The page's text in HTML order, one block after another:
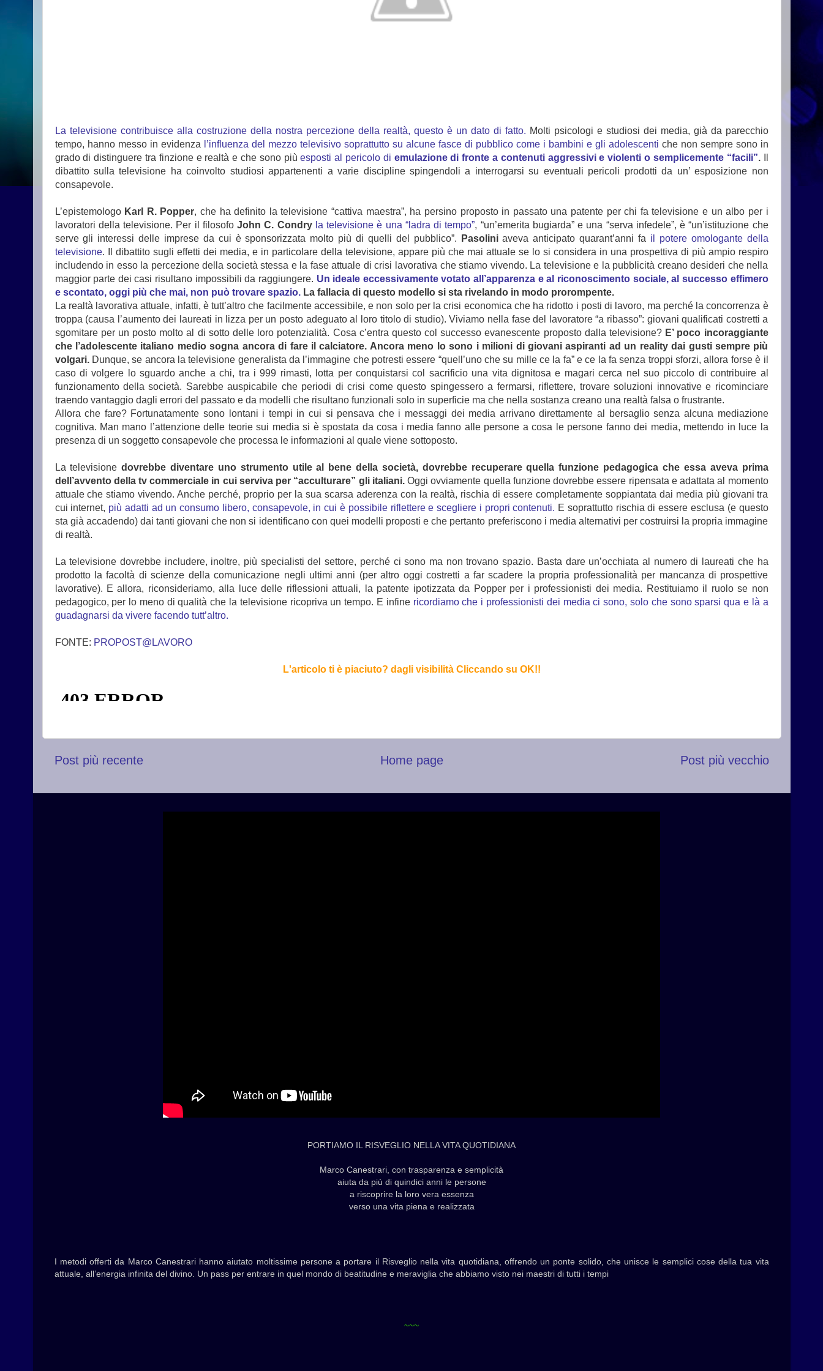
La televisione contribuisce alla costruzione della nostra percezione della realtà, questo è un dato di fatto. Molti psicologi e studiosi dei media, già da parecchio
tempo, hanno messo in evidenza
l’influenza del mezzo televisivo soprattutto su alcune fasce di pubblico come i bambini e gli adolescenti che non sempre sono in
grado di distinguere tra finzione e realtà e che sono piùesposti al pericolo di emulazione di fronte a contenuti aggressivi e violenti o semplicemente “facili”.Il
dibattito sulla televisione ha coinvolto studiosi appartenenti a varie discipline spingendoli a interrogarsi su eventuali pericoli prodotti da un’ esposizione non
consapevole.
L’epistemologo Karl R. Popper, che ha definito la televisione “cattiva maestra”, ha persino proposto in passato una patente per chi fa televisione e un albo per i
lavoratori della televisione. Per il filosofo John C. Condry la televisione è una “ladra di tempo”, “un’emerita bugiarda” e una “serva infedele”, è “un’istituzione che
serve gli interessi delle imprese da cui è sponsorizzata molto più di quelli del pubblico”.
Pasoliniaveva anticipato quarant’anni fa il potere omologante della
televisione. Il dibattito sugli effetti dei media, e in particolare della televisione, appare più che mai attuale se lo si considera in una prospettiva di più ampio respiro
includendo in esso la percezione della società stessa e la fase attuale di crisi lavorativa che stiamo vivendo. La televisione e la pubblicità creano desideri che nella
maggior parte dei casi risultano impossibili da raggiungere. Un ideale eccessivamente votato all’apparenza e al riconoscimento sociale, al successo effimero
e scontato, oggi più che mai, non può trovare spazio.La fallacia di questo modello si sta rivelando in modo prorompente.
La realtà lavorativa attuale, infatti, è tutt’altro che facilmente accessibile, e non solo per la crisi economica che ha ridotto i posti di lavoro, ma perché la concorrenza è
troppa (causa l’aumento dei laureati in lizza per un posto adeguato al loro titolo di studio). Viviamo nella fase del lavoratore “a ribasso”: giovani qualificati costretti a
sgomitare per un posto molto al di sotto delle loro potenzialità. Cosa c’entra questo col successo evanescente proposto dalla televisione? E’ poco incoraggiante
che l’adolescente italiano medio sogna ancora di fare il calciatore. Ancora meno lo sono i milioni di giovani aspiranti ad un reality dai gusti sempre più
volgari.Dunque, se ancora la televisione generalista da l’immagine che potresti essere “quell’uno che su mille ce la fa” e ce la fa senza troppi sforzi, allora forse è il
caso di volgere lo sguardo anche a chi, tra i 999 rimasti, lotta per conquistarsi col sacrificio una vita dignitosa e magari cerca nel suo piccolo di contribuire al
funzionamento della società. Sarebbe auspicabile che periodi di crisi come questo spingessero a fermarsi, riflettere, trovare soluzioni innovative e ricominciare
traendo vantaggio dagli errori del passato e da modelli che risultano funzionali solo in superficie ma che nella sostanza creano una realtà falsa o frustrante.
Allora che fare? Fortunatamente sono lontani i tempi in cui si pensava che i messaggi dei media arrivano direttamente al bersaglio senza alcuna mediazione
cognitiva. Man mano l’attenzione delle teorie sui media si è spostata da cosa i media fanno alle persone a cosa le persone fanno dei media, mettendo in luce la
presenza di un soggetto consapevole che processa le informazioni al quale viene sottoposto.
La televisionedovrebbe diventare uno strumento utile al bene della società, dovrebbe recuperare quella funzione pedagogica che essa aveva prima
dell’avvento della tv commerciale in cui serviva per “acculturare” gli italiani.Oggi ovviamente quella funzione dovrebbe essere ripensata e adattata al momento
attuale che stiamo vivendo. Anche perché, proprio per la sua scarsa aderenza con la realtà, rischia di essere completamente soppiantata dai media più giovani tra
cui internet, più adatti ad un consumo libero, consapevole, in cui è possibile riflettere e scegliere i propri contenuti. E soprattutto rischia di essere esclusa (e questo
sta già accadendo) dai tanti giovani che non si identificano con quei modelli proposti e che pertanto preferiscono i media alternativi per costruirsi la propria immagine
di realtà.
La televisione dovrebbe includere, inoltre, più specialisti del settore, perché ci sono ma non trovano spazio. Basta dare un’occhiata al numero di laureati che ha
prodotto la facoltà di scienze della comunicazione negli ultimi anni (per altro oggi costretti a far scadere la propria professionalità per mancanza di prospettive
lavorative). E allora, riconsideriamo, alla luce delle riflessioni attuali, la patente ipotizzata da Popper per i professionisti dei media. Restituiamo il ruolo se non
pedagogico, per lo meno di qualità che la televisione ricopriva un tempo. E infine ricordiamo che i professionisti dei media ci sono, solo che sono sparsi qua e là a
guadagnarsi da vivere facendo tutt’altro.
FONTE: PROPOST@LAVORO
L'articolo ti è piaciuto? dagli visibilità Cliccando su OK!!
Post più recente Post più vecchio
Home page
PORTIAMO IL RISVEGLIO NELLA VITA QUOTIDIANA
Marco Canestrari, con trasparenza e semplicità
aiuta da più di quindici anni le persone
a riscoprire la loro vera essenza
verso una vita piena e realizzata
I metodi offerti da Marco Canestrari hanno aiutato moltissime persone a portare il Risveglio nella vita quotidiana, offrendo un ponte solido, che unisce le semplici cose della tua vita
attuale, all’energia infinita del divino. Un pass per entrare in quel mondo di beatitudine e meraviglia che abbiamo visto nei maestri di tutti i tempi
~~~